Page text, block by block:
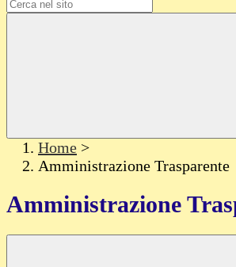
Home >
Amministrazione Trasparente
Amministrazione